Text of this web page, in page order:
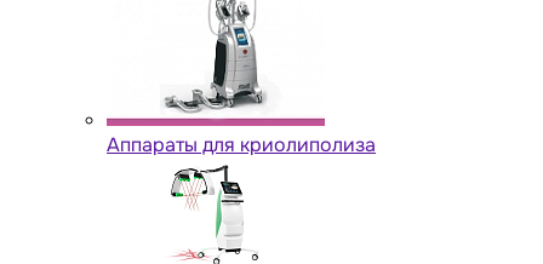
Аппараты для криолиполиза